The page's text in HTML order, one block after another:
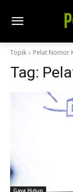
Topik Pelat Nomor
Tag:
Gaya Hidup